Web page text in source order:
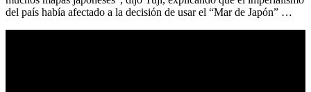
del país había afectado a la decisión de usar el “Mar de Japón” …